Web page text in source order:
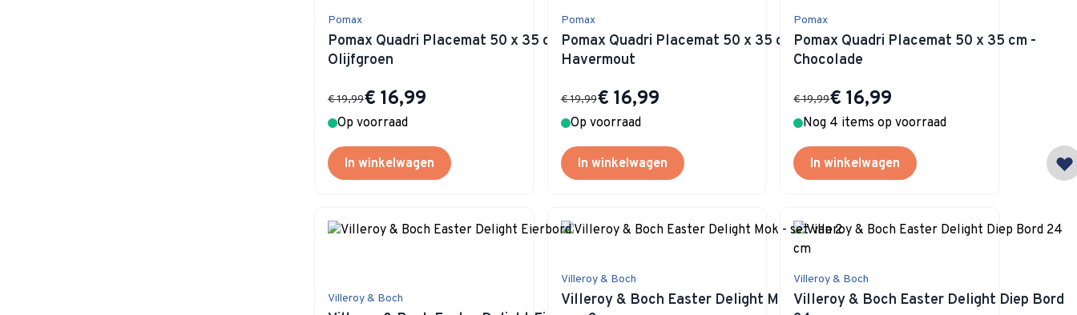
Pomax
Pomax Quadri Placemat 50 x 35 cm -
Olijfgroen
Special Price
€ 16,99
€ 19,99
Op voorraad
In winkelwagen
Pomax
Pomax Quadri Placemat 50 x 35 cm -
Havermout
Special Price
€ 16,99
€ 19,99
Op voorraad
In winkelwagen
Pomax
Pomax Quadri Placemat 50 x 35 cm -
Chocolade
Special Price
€ 16,99
€ 19,99
Nog 4 items op voorraad
In winkelwagen
Villeroy & Boch
Villeroy & Boch
Villeroy & Boch Easter Delight Mok - set
Villeroy & Boch
Villeroy & Boch Easter Delight Diep Bord